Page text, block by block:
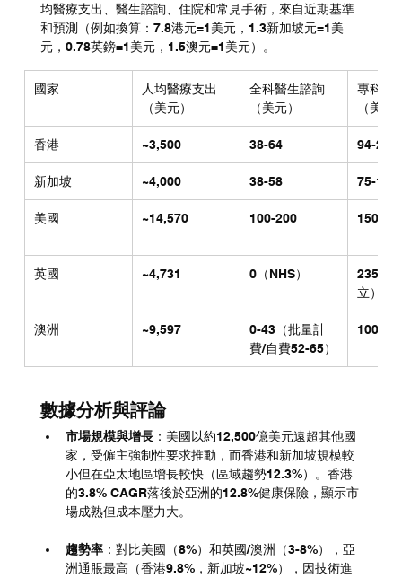
均醫療支出、醫生諮詢、住院和常見手術，來自近期基準
和預測（例如換算：7.8港元=1美元，1.3新加坡元=1美
元，0.78英鎊=1美元，1.5澳元=1美元）。
國家
人均醫療支出
（美元）
全科醫生諮詢
（美元）
專科醫
（美元
香港 ~3,500 38-64 94-256
新加坡 ~4,000 38-58 75-150
美國 ~14,570 100-200 150-
英國 ~4,731 0（NHS）
235-
立）
澳洲 ~9,597
0-43（批量計
費/自費52-65）
100-
數據分析與評論
市場規模與增長：美國以約12,500億美元遠超其他國
家，受僱主強制性要求推動，而香港和新加坡規模較
小但在亞太地區增長較快（區域趨勢12.3%）。香港
的3.8% CAGR落後於亞洲的12.8%健康保險，顯示市
場成熟但成本壓力大。
趨勢率：對比美國（8%）和英國/澳洲（3-8%），亞
洲通脹最高（香港9.8%，新加坡~12%），因技術進